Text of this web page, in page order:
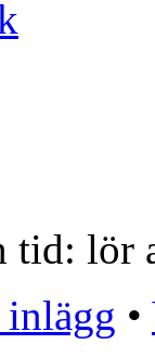
tid: lör
inlägg •